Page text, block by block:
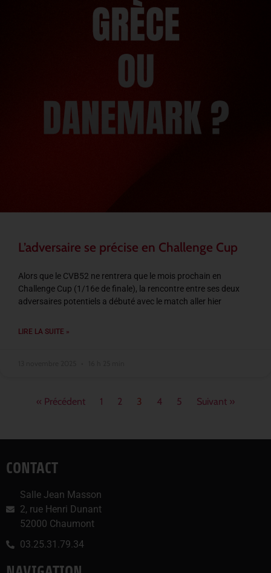
L’adversaire se précise en Challenge Cup
Alors que le CVB52 ne rentrera que le mois prochain en
Challenge Cup (1/16e de finale), la rencontre entre ses deux
adversaires potentiels a débuté avec le match aller hier
LIRE LA SUITE »
« Précédent 1 2 3 4 5 Suivant »
CONTACT
Salle Jean Masson
2, rue Henri Dunant
52000 Chaumont
03.25.31.79.34